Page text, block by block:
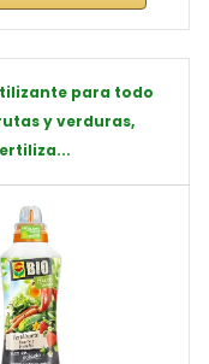
para todo
y verduras,